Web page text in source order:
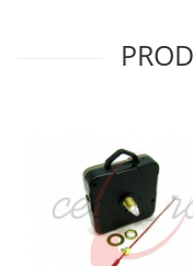
PROMOTII Curele Garmin
PROMOTII Scule Bijutier
PROMOTII Scule
Scule si Accesorii Ceasuri